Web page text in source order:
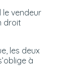
le vendeur
droit
les deux
à